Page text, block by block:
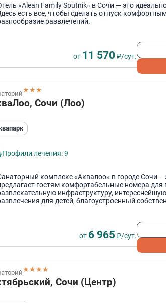
«Alean Family Sputnik» в Сочи — это
есть все, чтобы сделать отпуск
развлечений.
от 11 570 ₽/сут.
★★★
Сочи (Лоо)
Профили лечения: 9
комплекс «Аквалоо» в городе Сочи
гостям комфортабельные номера
инфраструктуру,
для детей, благоустроенный
от 6 965₽/сут.
★★★★
Сочи (Центр)